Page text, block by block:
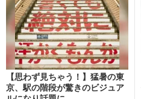
【思わず見ちゃう！】猛暑の東
京、駅の階段が驚きのビジュア